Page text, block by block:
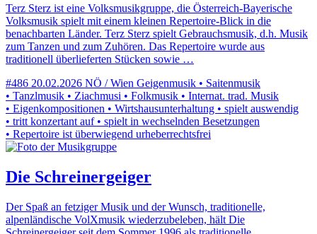
Terz Sterz ist eine Volksmusikgruppe, die Österreich-Bayerische
Volksmusik spielt mit einem kleinen Repertoire-Blick in die
benachbarten Länder. Terz Sterz spielt Gebrauchsmusik, d.h. Musik
zum Tanzen und zum Zuhören. Das Repertoire wurde aus
traditionell überlieferten Stücken sowie …
#486 20.02.2026 NÖ / Wien Geigenmusik • Saitenmusik
• Tanzlmusik • Ziachmusi • Folkmusik • Internat. trad. Musik
• Eigenkompositionen • Wirtshausunterhaltung • spielt auswendig
• tritt konzertant auf • spielt in wechselnden Besetzungen
• Repertoire ist überwiegend urheberrechtsfrei
Die Schreinergeiger
Der Spaß an fetziger Musik und der Wunsch, traditionelle,
alpenländische VolXmusik wiederzubeleben, hält Die